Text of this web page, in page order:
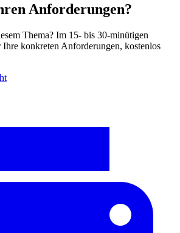
Anforderungen?
Thema? Im 15- bis 30-minütigen
Ihre konkreten Anforderungen, kostenlos